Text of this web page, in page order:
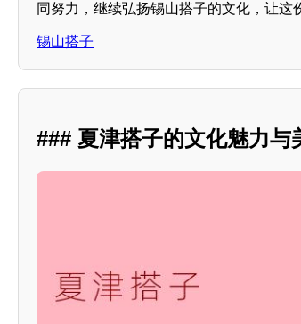
同努力，继续弘扬锡山搭子的文化，让这
锡山搭子
### 夏津搭子的文化魅力与